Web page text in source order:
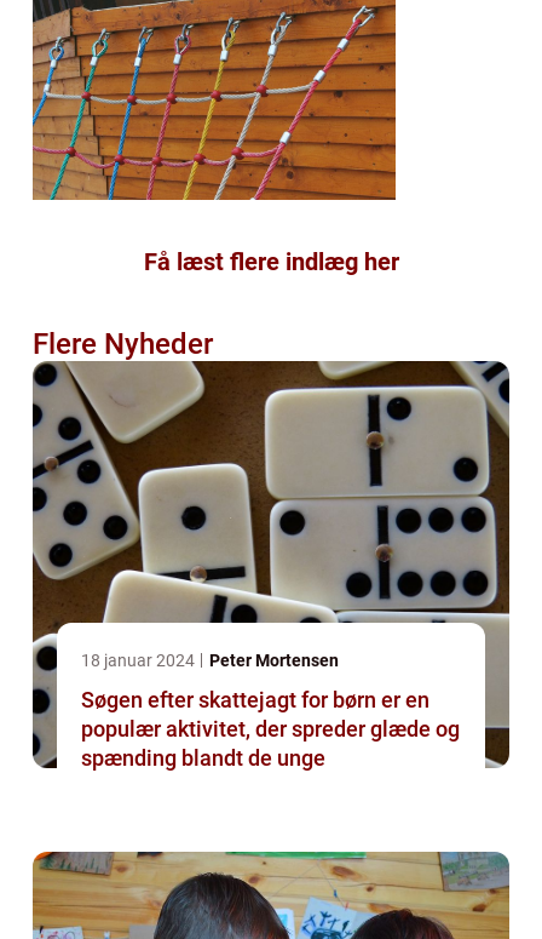
Få læst flere indlæg her
Flere Nyheder
18 januar 2024 Peter Mortensen
Søgen efter skattejagt for børn er en
populær aktivitet, der spreder glæde og
spænding blandt de unge